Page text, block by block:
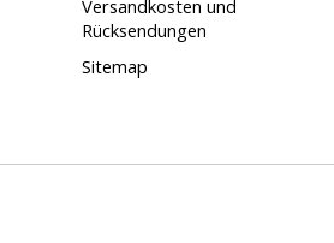
Versandkosten und
Rücksendungen
Sitemap